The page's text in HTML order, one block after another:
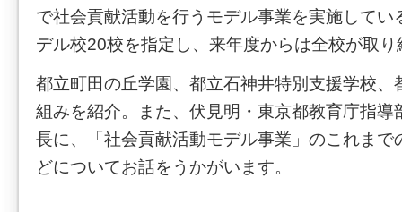
で社会貢献活動を行うモデル事業を実施してい
デル校20校を指定し、来年度からは全校が取
都立町田の丘学園、都立石神井特別支援学校、
組みを紹介。また、伏見明・東京都教育庁指導
長に、「社会貢献活動モデル事業」のこれまで
どについてお話をうかがいます。